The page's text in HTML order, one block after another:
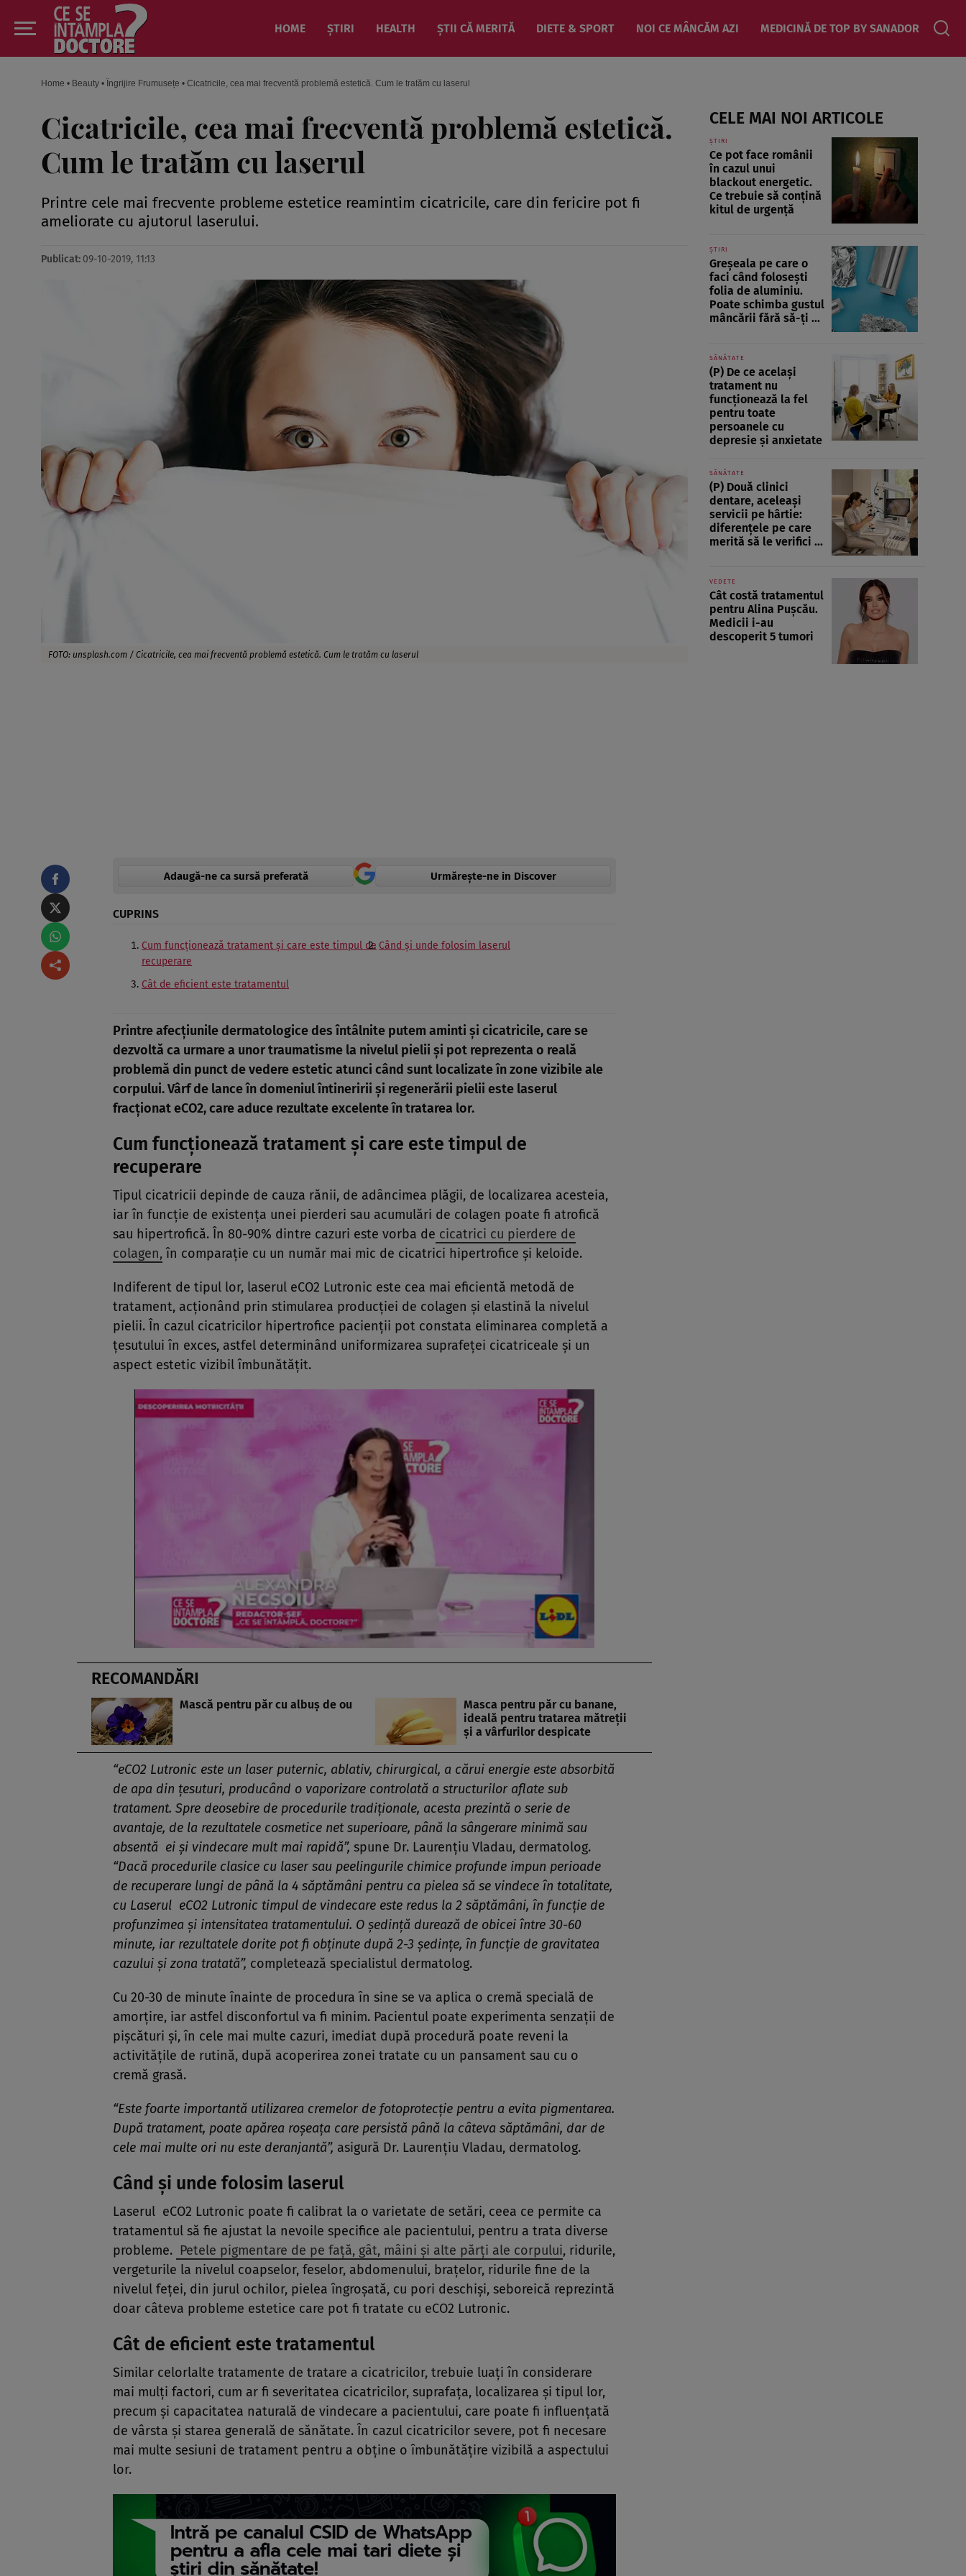
HOME ȘTIRI HEALTH ȘTII CĂ MERITĂ DIETE & SPORT NOI CE MÂNCĂM AZI MEDICINĂ DE TOP BY SANADOR
Home • Beauty • Îngrijire Frumusețe • Cicatricile, cea mai frecventă problemă estetică. Cum le tratăm cu laserul
Cicatricile, cea mai frecventă problemă estetică.
Cum le tratăm cu laserul
Printre cele mai frecvente probleme estetice reamintim cicatricile, care din fericire pot fi
ameliorate cu ajutorul laserului.
Publicat: 09-10-2019, 11:13
FOTO: unsplash.com / Cicatricile, cea mai frecventă problemă estetică. Cum le tratăm cu laserul
Adaugă-ne ca sursă preferată Urmărește-ne in Discover
CUPRINS
Cum funcţionează tratament şi care este timpul de
recuperare
Când şi unde folosim laserul
Cât de eficient este tratamentul
Printre afecţiunile dermatologice des întâlnite putem aminti şi cicatricile, care se
dezvoltă ca urmare a unor traumatisme la nivelul pielii şi pot reprezenta o reală
problemă din punct de vedere estetic atunci când sunt localizate în zone vizibile ale
corpului. Vârf de lance în domeniul întineririi şi regenerării pielii este laserul
fracţionat eCO2, care aduce rezultate excelente în tratarea lor.
Cum funcţionează tratament şi care este timpul de
recuperare
Tipul cicatricii depinde de cauza rănii, de adâncimea plăgii, de localizarea acesteia,
iar în funcţie de existenţa unei pierderi sau acumulări de colagen poate fi atrofică
sau hipertrofică. În 80-90% dintre cazuri este vorba de cicatrici cu pierdere de
colagen, în comparaţie cu un număr mai mic de cicatrici hipertrofice şi keloide.
Indiferent de tipul lor, laserul eCO2 Lutronic este cea mai eficientă metodă de
tratament, acţionând prin stimularea producţiei de colagen şi elastină la nivelul
pielii. În cazul cicatricilor hipertrofice pacienţii pot constata eliminarea completă a
ţesutului în exces, astfel determinând uniformizarea suprafeţei cicatriceale şi un
aspect estetic vizibil îmbunătăţit.
RECOMANDĂRI
Mască pentru păr cu albuş de ou
Masca pentru păr cu banane,
ideală pentru tratarea mătreţii
şi a vârfurilor despicate
“eCO2 Lutronic este un laser puternic, ablativ, chirurgical, a cărui energie este absorbită
de apa din ţesuturi, producând o vaporizare controlată a structurilor aflate sub
tratament. Spre deosebire de procedurile tradiţionale, acesta prezintă o serie de
avantaje, de la rezultatele cosmetice net superioare, până la sângerare minimă sau
absentă ei şi vindecare mult mai rapidă”, spune Dr. Laurenţiu Vladau, dermatolog.
“Dacă procedurile clasice cu laser sau peelingurile chimice profunde impun perioade
de recuperare lungi de până la 4 săptămâni pentru ca pielea să se vindece în totalitate,
cu Laserul eCO2 Lutronic timpul de vindecare este redus la 2 săptămâni, în funcţie de
profunzimea şi intensitatea tratamentului. O şedinţă durează de obicei între 30-60
minute, iar rezultatele dorite pot fi obţinute după 2-3 şedinţe, în funcţie de gravitatea
cazului şi zona tratată”, completează specialistul dermatolog.
Cu 20-30 de minute înainte de procedura în sine se va aplica o cremă specială de
amorţire, iar astfel disconfortul va fi minim. Pacientul poate experimenta senzaţii de
pişcături şi, în cele mai multe cazuri, imediat după procedură poate reveni la
activităţile de rutină, după acoperirea zonei tratate cu un pansament sau cu o
cremă grasă.
“Este foarte importantă utilizarea cremelor de fotoprotecţie pentru a evita pigmentarea.
După tratament, poate apărea roşeaţa care persistă până la câteva săptămâni, dar de
cele mai multe ori nu este deranjantă”, asigură Dr. Laurenţiu Vladau, dermatolog.
Când şi unde folosim laserul
Laserul eCO2 Lutronic poate fi calibrat la o varietate de setări, ceea ce permite ca
tratamentul să fie ajustat la nevoile specifice ale pacientului, pentru a trata diverse
probleme. Petele pigmentare de pe faţă, gât, mâini şi alte părţi ale corpului, ridurile,
vergeturile la nivelul coapselor, feselor, abdomenului, braţelor, ridurile fine de la
nivelul feţei, din jurul ochilor, pielea îngroşată, cu pori deschişi, seboreică reprezintă
doar câteva probleme estetice care pot fi tratate cu eCO2 Lutronic.
Cât de eficient este tratamentul
Similar celorlalte tratamente de tratare a cicatricilor, trebuie luaţi în considerare
mai mulţi factori, cum ar fi severitatea cicatricilor, suprafaţa, localizarea şi tipul lor,
precum şi capacitatea naturală de vindecare a pacientului, care poate fi influenţată
de vârsta şi starea generală de sănătate. În cazul cicatricilor severe, pot fi necesare
mai multe sesiuni de tratament pentru a obţine o îmbunătăţire vizibilă a aspectului
lor.
CELE MAI NOI ARTICOLE
ȘTIRI
Ce pot face românii
în cazul unui
blackout energetic.
Ce trebuie să conțină
kitul de urgență
ȘTIRI
Greșeala pe care o
faci când folosești
folia de aluminiu.
Poate schimba gustul
mâncării fără să-ți ...
SĂNĂTATE
(P) De ce același
tratament nu
funcționează la fel
pentru toate
persoanele cu
depresie și anxietate
SĂNĂTATE
(P) Două clinici
dentare, aceleași
servicii pe hârtie:
diferențele pe care
merită să le verifici ...
VEDETE
Cât costă tratamentul
pentru Alina Pușcău.
Medicii i-au
descoperit 5 tumori